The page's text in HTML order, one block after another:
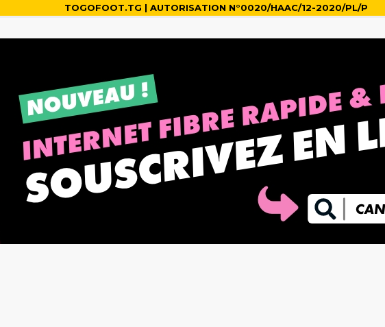
TOGOFOOT.TG | AUTORISATION N°0020/HAAC/12-2020/PL/P